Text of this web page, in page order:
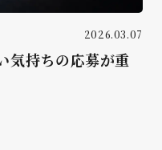
2026.03.07
気持ちの応募が重